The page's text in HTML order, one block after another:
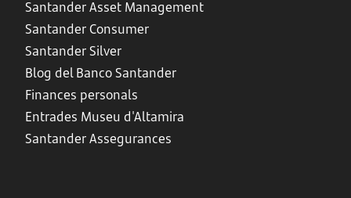
Santander Asset Management
Santander Consumer
Santander Silver
Blog del Banco Santander
Finances personals
Entrades Museu d'Altamira
Santander Assegurances